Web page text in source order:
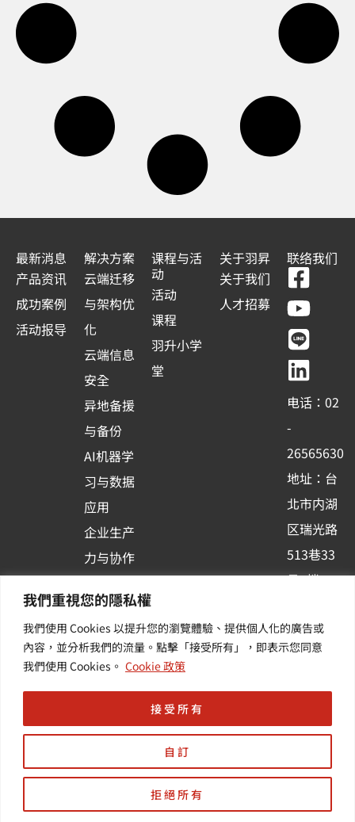
我們重視您的隱私權
我們使用 Cookies 以提升您的瀏覽體驗、提供個人化的廣告或
內容，並分析我們的流量。點擊「接受所有」，即表示您同意
我們使用 Cookies。 Cookie 政策
自訂
拒絕所有
接受所有
最新消息
产品资讯
成功案例
活动报导
解决方案
云端迁移
与架构优
化
云端信息
安全
异地备援
与备份
AI机器学
习与数据
应用
企业生产
力与协作
台应用
其他/增
值服务
课程与活
动
活动
课程
羽升小学
堂
关于羽昇
关于我们
人才招募
联络我们
F
a
c
e
b
o
o
k
-
s
q
u
a
r
Y
o
u
t
u
b
e
L
i
n
e
L
i
n
k
e
d
i
n
电话：02
-
26565630
地址：台
北市内湖
区瑞光路
513巷33
号6楼
新讯 | 提
供您最新
Copyright © 羽昇國際股份有限公司